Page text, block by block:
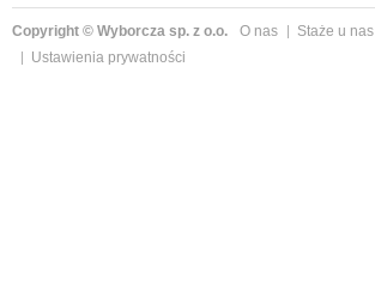
Copyright © Wyborcza sp. z o.o. O nas Staże u nas
Ustawienia prywatności